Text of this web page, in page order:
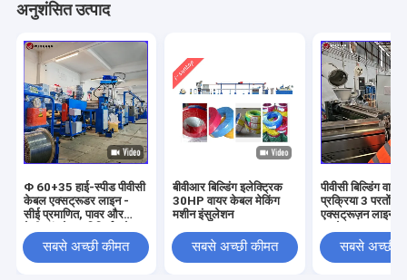
अनुशंसित उत्पाद
Φ 60+35 हाई-स्पीड पीवीसी
केबल एक्सट्रूडर लाइन -
सीई प्रमाणित, पावर और
लिए 200 मीटर/मिनट
सबसे अच्छी कीमत
बीवीआर बिल्डिंग इलेक्ट्रिक
30HP वायर केबल मेकिंग
मशीन इंसुलेशन
सबसे अच्छी कीमत
पीवीसी बिल्डिंग वायर
प्रक्रिया 3 परतों
एक्सट्रूज़न लाइन
सबसे अच्छी